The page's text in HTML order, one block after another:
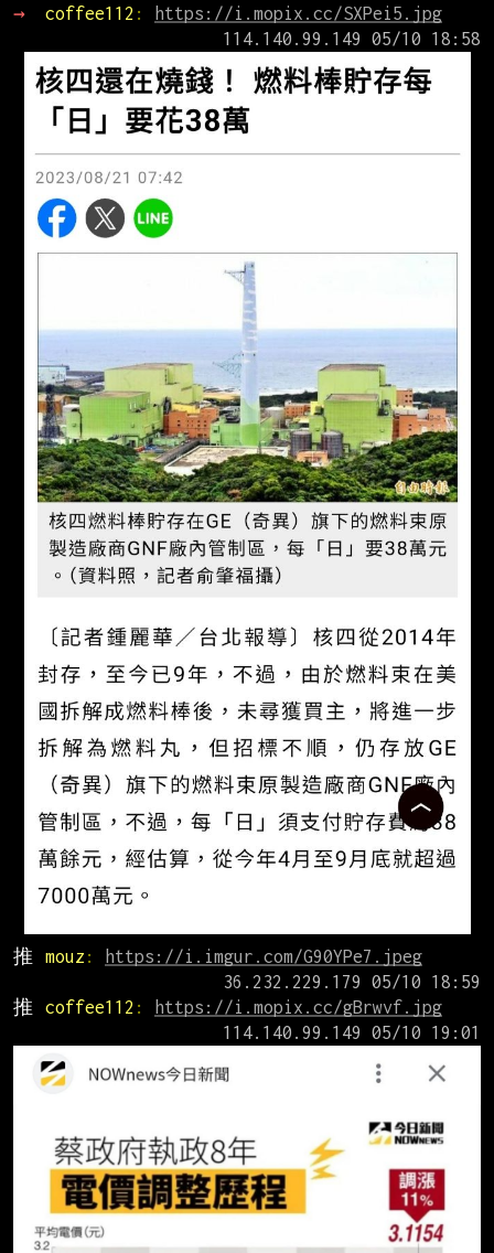
→ coffee112 :
https://i.mopix.cc/SXPei5.jpg
推 mouz :
https://i.imgur.com/G90YPe7.jpeg
推
coffee112 :
https://i.mopix.cc/gBrwvf.jpg